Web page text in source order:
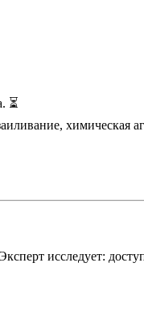
⏳
химическая
исследует: